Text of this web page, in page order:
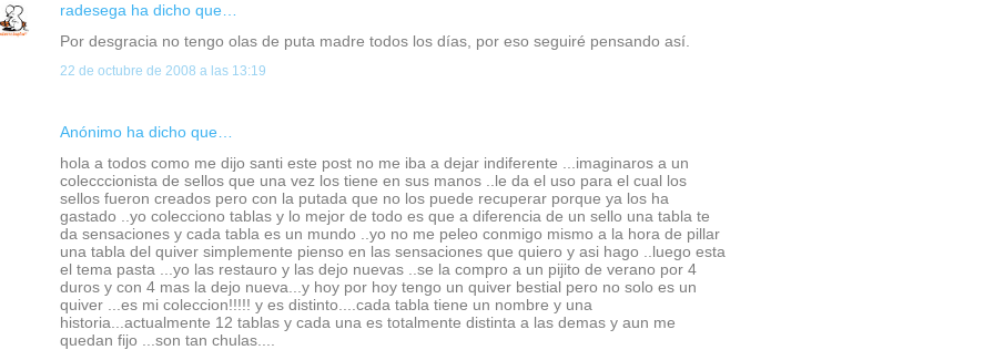
radesega ha dicho que…
Por desgracia no tengo olas de puta madre todos los días, por eso seguiré pensando así.
22 de octubre de 2008 a las 13:19
Anónimo ha dicho que…
hola a todos como me dijo santi este post no me iba a dejar indiferente ...imaginaros a un
colecccionista de sellos que una vez los tiene en sus manos ..le da el uso para el cual los
sellos fueron creados pero con la putada que no los puede recuperar porque ya los ha
gastado ..yo colecciono tablas y lo mejor de todo es que a diferencia de un sello una tabla te
da sensaciones y cada tabla es un mundo ..yo no me peleo conmigo mismo a la hora de pillar
una tabla del quiver simplemente pienso en las sensaciones que quiero y asi hago ..luego esta
el tema pasta ...yo las restauro y las dejo nuevas ..se la compro a un pijito de verano por 4
duros y con 4 mas la dejo nueva...y hoy por hoy tengo un quiver bestial pero no solo es un
quiver ...es mi coleccion!!!!! y es distinto....cada tabla tiene un nombre y una
historia...actualmente 12 tablas y cada una es totalmente distinta a las demas y aun me
quedan fijo ...son tan chulas....